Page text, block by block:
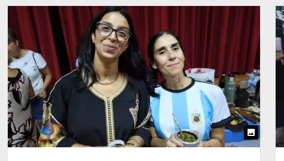
photo